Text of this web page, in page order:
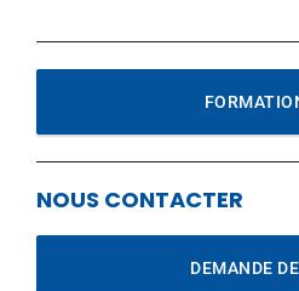
NOUS CONTACTER
DEMANDE